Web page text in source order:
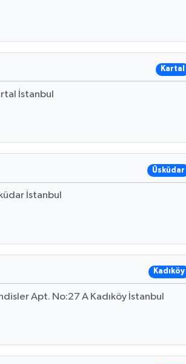
Kartal
İstanbul
Üsküdar
İstanbul
Kadıköy
Apt. No:27 A Kadıköy İstanbul